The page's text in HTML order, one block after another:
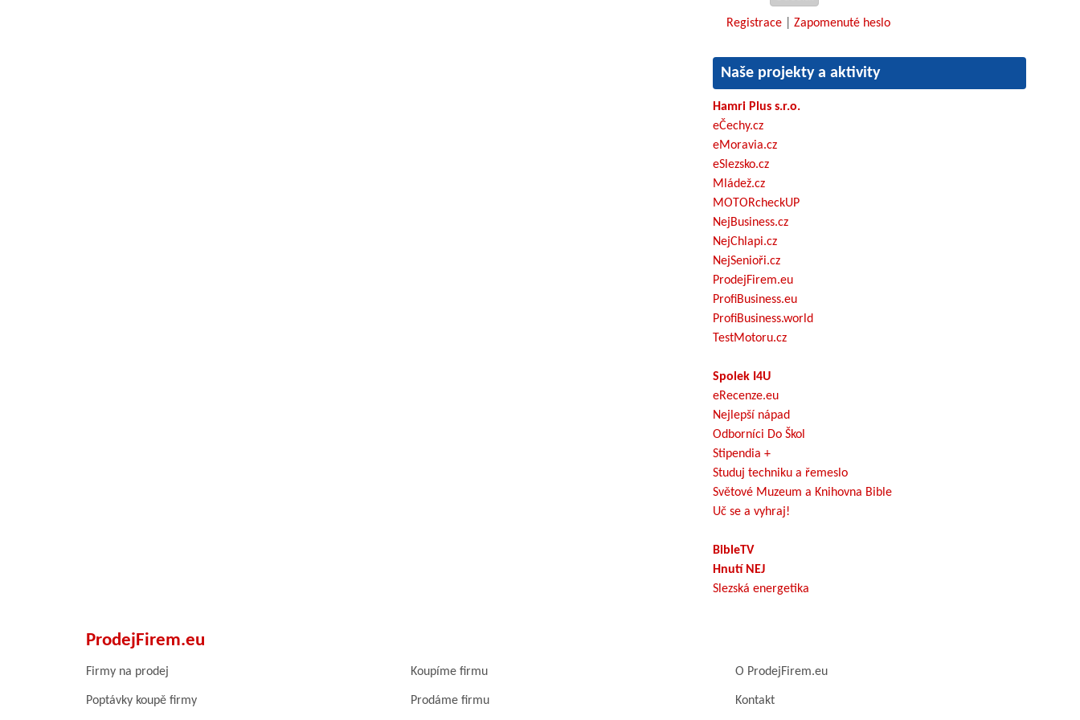
Registrace Zapomenuté heslo
Naše projekty a aktivity
Hamri Plus s.r.o.
eČechy.cz
eMoravia.cz
eSlezsko.cz
Mládež.cz
MOTORcheckUP
NejBusiness.cz
NejChlapi.cz
NejSenioři.cz
ProdejFirem.eu
ProfiBusiness.eu
ProfiBusiness.world
TestMotoru.cz
Spolek I4U
eRecenze.eu
Nejlepší nápad
Odborníci Do Škol
Stipendia +
Studuj techniku a řemeslo
Světové Muzeum a Knihovna Bible
Uč se a vyhraj!
BibleTV
Hnutí NEJ
Slezská energetika
ProdejFirem.eu
Firmy na prodej Koupíme firmu O ProdejFirem.eu
Poptávky koupě firmy Prodáme firmu Kontakt